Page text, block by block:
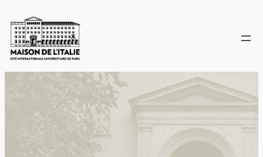
to
content